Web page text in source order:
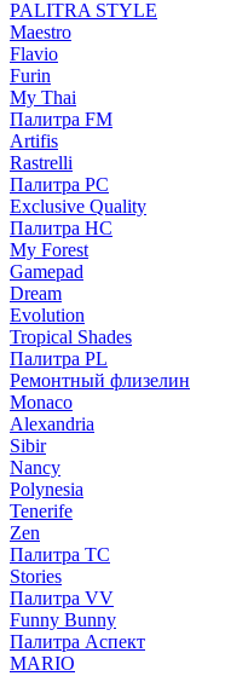
PALITRA STYLE
Maestro
Flavio
Furin
My Thai
Палитра FM
Artifis
Rastrelli
Палитра PC
Exclusive Quality
Палитра HС
My Forest
Gamepad
Dream
Evolution
Tropical Shades
Палитра PL
Ремонтный флизелин
Monaco
Alexandria
Sibir
Nancy
Polynesia
Tenerife
Zen
Палитра TC
Stories
Палитра VV
Funny Bunny
Палитра Аспект
MARIO